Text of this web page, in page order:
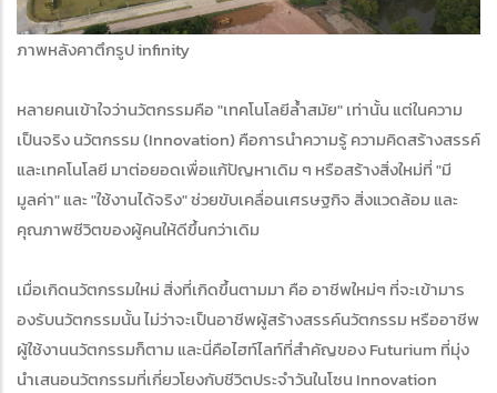
ภาพหลังคาตึกรูป infinity
หลายคนเข้าใจว่านวัตกรรมคือ "เทคโนโลยีล้ำสมัย" เท่านั้น แต่ในความ
เป็นจริง นวัตกรรม (Innovation) คือการนำความรู้ ความคิดสร้างสรรค์
และเทคโนโลยี มาต่อยอดเพื่อแก้ปัญหาเดิม ๆ หรือสร้างสิ่งใหม่ที่ "มี
มูลค่า" และ "ใช้งานได้จริง" ช่วยขับเคลื่อนเศรษฐกิจ สิ่งแวดล้อม และ
คุณภาพชีวิตของผู้คนให้ดีขึ้นกว่าเดิม
เมื่อเกิดนวัตกรรมใหม่ สิ่งที่เกิดขึ้นตามมา คือ อาชีพใหม่ๆ ที่จะเข้ามาร
องรับนวัตกรรมนั้น ไม่ว่าจะเป็นอาชีพผู้สร้างสรรค์นวัตกรรม หรืออาชีพ
ผู้ใช้งานนวัตกรรมก็ตาม และนี่คือไฮท์ไลท์ที่สำคัญของ Futurium ที่มุ่ง
นำเสนอนวัตกรรมที่เกี่ยวโยงกับชีวิตประจำวันในโซน Innovation